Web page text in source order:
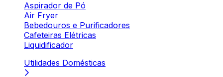
Aspirador de Pó
Air Fryer
Bebedouros e Purificadores
Cafeteiras Elétricas
Liquidificador
Utilidades Domésticas